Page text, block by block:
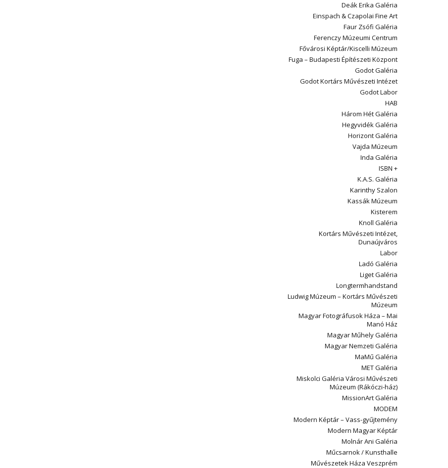
Deák Erika Galéria
Einspach & Czapolai Fine Art
Faur Zsófi Galéria
Ferenczy Múzeumi Centrum
Fővárosi Képtár/Kiscelli Múzeum
Fuga – Budapesti Építészeti Központ
Godot Galéria
Godot Kortárs Művészeti Intézet
Godot Labor
HAB
Három Hét Galéria
Hegyvidék Galéria
Horizont Galéria
Vajda Múzeum
Inda Galéria
ISBN +
K.A.S. Galéria
Karinthy Szalon
Kassák Múzeum
Kisterem
Knoll Galéria
Kortárs Művészeti Intézet,
Dunaújváros
Labor
Ladó Galéria
Liget Galéria
Longtermhandstand
Ludwig Múzeum – Kortárs Művészeti
Múzeum
Magyar Fotográfusok Háza – Mai
Manó Ház
Magyar Műhely Galéria
Magyar Nemzeti Galéria
MaMű Galéria
MET Galéria
Miskolci Galéria Városi Művészeti
Múzeum (Rákóczi-ház)
MissionArt Galéria
MODEM
Modern Képtár – Vass-gyűjtemény
Modern Magyar Képtár
Molnár Ani Galéria
Műcsarnok / Kunsthalle
Művészetek Háza Veszprém